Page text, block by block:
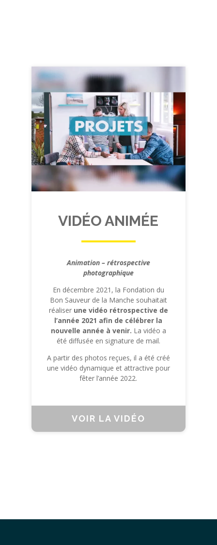
VIDÉO ANIMÉE
Animation – rétrospective
photographique
En décembre 2021, la Fondation du
Bon Sauveur de la Manche souhaitait
réaliser une vidéo rétrospective de
l’année 2021 afin de célébrer la
nouvelle année à venir. La vidéo a
été diffusée en signature de mail.
A partir des photos reçues, il a été créé
une vidéo dynamique et attractive pour
fêter l’année 2022.
VOIR LA VIDÉO